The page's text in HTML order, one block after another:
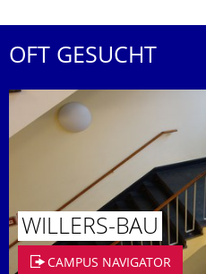
OFT GESUCHT
WILLERS-BAU
CAMPUS NAVIGATOR